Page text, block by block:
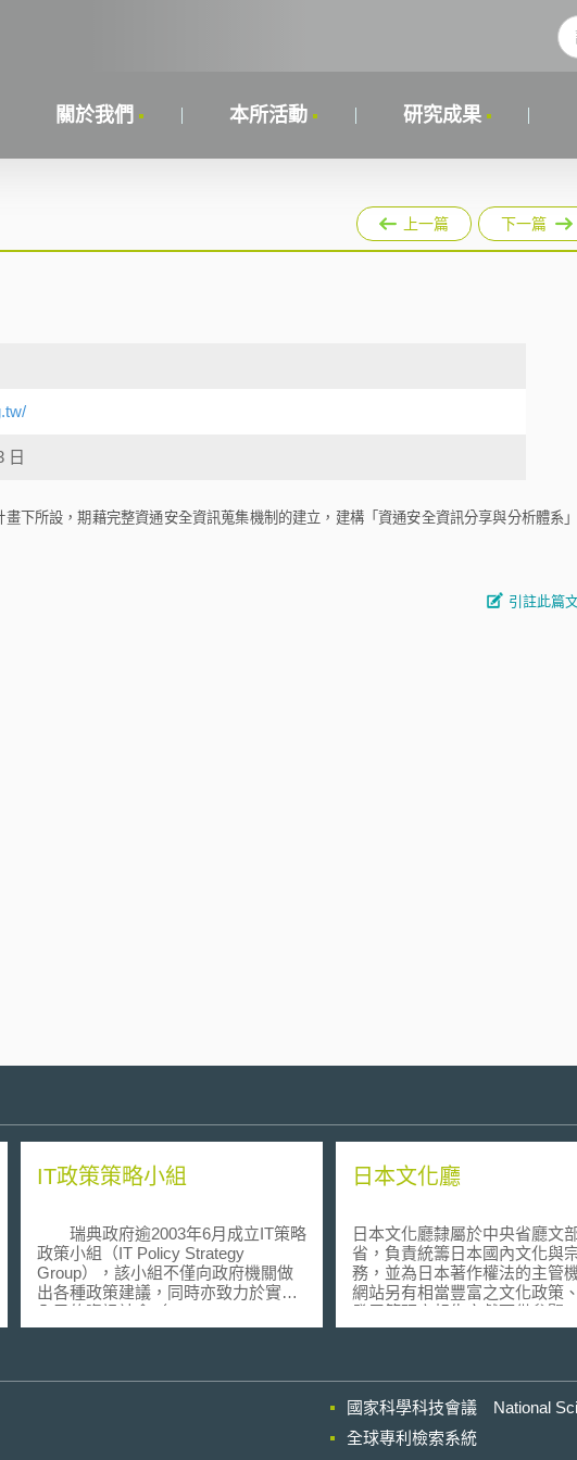
關於我們 本所活動 研究成果
上一篇 下一篇
日
所設，期藉完整資通安全資訊蒐集機制的建立，建構「資通安全資訊分享與分析體系」
引註此篇
IT政策策略小組
瑞典政府逾2003年6月成立IT策略
政策小組（IT Policy Strategy
Group），該小組不僅向政府機關做
出各種政策建議，同時亦致力於實現
全民的資訊社會（Information Society
for All）此一目標。網站上除了介紹該
日本文化廳
日本文化廳隸屬於中央省廳文
省，負責統籌日本國內文化與
務，並為日本著作權法的主管
網站另有相當豐富之文化政策
發展等研究報告文獻可供參閱。
國家科學科技會議 National
全球專利檢索系統